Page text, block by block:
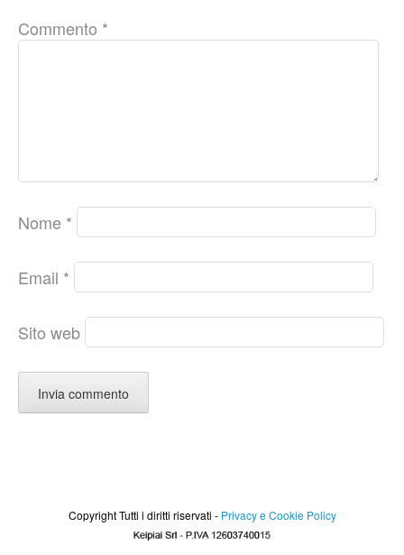
Commento *
Nome *
Email *
Sito web
Copyright Tutti i diritti riservati - Privacy e Cookie Policy